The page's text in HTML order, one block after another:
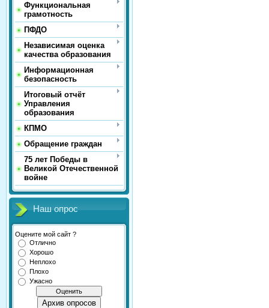
Функциональная
грамотность
ПФДО
Независимая оценка
качества образования
Информационная
безопасность
Итоговый отчёт
Управления
образования
КПМО
Обращение граждан
75 лет Победы в
Великой Отечественной
войне
Наш опрос
Оцените мой сайт ?
Отлично
Хорошо
Неплохо
Плохо
Ужасно
Архив опросов